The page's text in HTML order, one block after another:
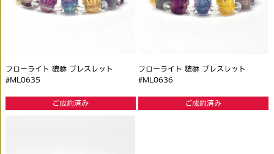
フローライト 貔貅 ブレスレット
#ML0635
ご成約済み
フローライト 貔貅 ブレスレット
#ML0636
ご成約済み